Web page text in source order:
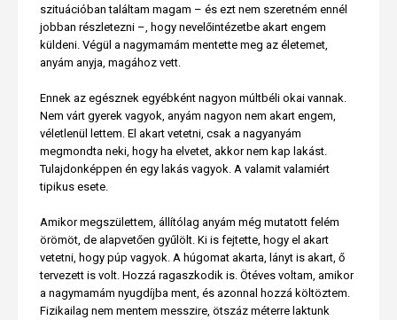
szituációban találtam magam – és ezt nem szeretném ennél
jobban részletezni –, hogy nevelőintézetbe akart engem
küldeni. Végül a nagymamám mentette meg az életemet,
anyám anyja, magához vett.
Ennek az egésznek egyébként nagyon múltbéli okai vannak.
Nem várt gyerek vagyok, anyám nagyon nem akart engem,
véletlenül lettem. El akart vetetni, csak a nagyanyám
megmondta neki, hogy ha elvetet, akkor nem kap lakást.
Tulajdonképpen én egy lakás vagyok. A valamit valamiért
tipikus esete.
Amikor megszülettem, állítólag anyám még mutatott felém
örömöt, de alapvetően gyűlölt. Ki is fejtette, hogy el akart
vetetni, hogy púp vagyok. A húgomat akarta, lányt is akart, ő
tervezett is volt. Hozzá ragaszkodik is. Ötéves voltam, amikor
a nagymamám nyugdíjba ment, és azonnal hozzá költöztem.
Fizikailag nem mentem messzire, ötszáz méterre laktunk